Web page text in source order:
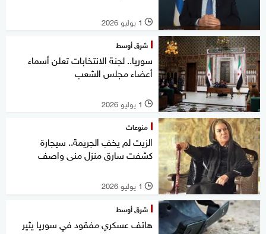
l 1 يوليو 2026
شرق أوسط
سوريا.. لجنة الانتخابات تعلن أسماء
أعضاء مجلس الشعب
l 1 يوليو 2026
منوعات
الزيت لم يخفِ الجريمة.. سيجارة
كشفت سارق منزل منى واصف
l 1 يوليو 2026
شرق أوسط
هاتف عسكري مفقود في سوريا يثير